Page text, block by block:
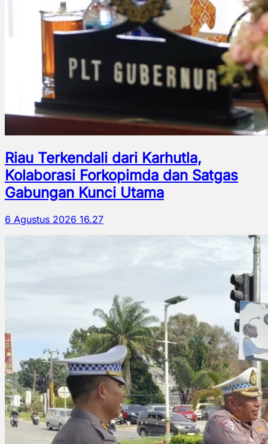
Riau Terkendali dari Karhutla,
Kolaborasi Forkopimda dan Satgas
Gabungan Kunci Utama
6 Agustus 2026 16.27